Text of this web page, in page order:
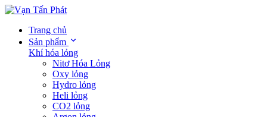
Trang chủ
Sản phẩm
Khí hóa lỏng
Nitơ Hóa Lỏng
Oxy lỏng
Hydro lỏng
Heli lỏng
CO2 lỏng